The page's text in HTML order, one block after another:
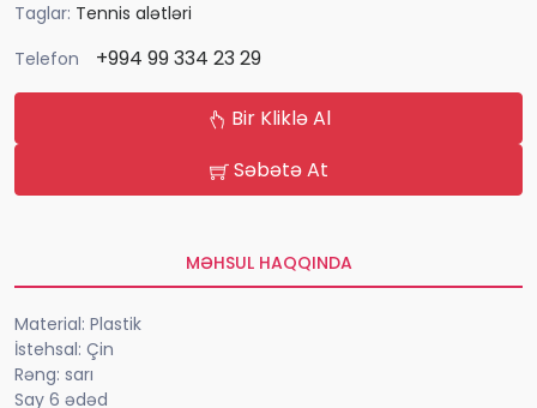
Taglar: Tennis alətləri
Telefon
+994 99 334 23 29
Bir Kliklə Al
Səbətə At
MƏHSUL HAQQINDA
Material: Plastik
İstehsal: Çin
Rəng: sarı
Say 6 ədəd